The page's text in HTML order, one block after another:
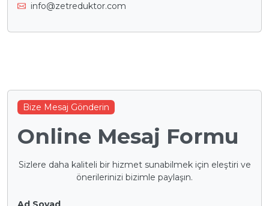
info@zetreduktor.com
Bize Mesaj Gönderin
Online Mesaj Formu
Sizlere daha kaliteli bir hizmet sunabilmek için eleştiri ve
önerilerinizi bizimle paylaşın.